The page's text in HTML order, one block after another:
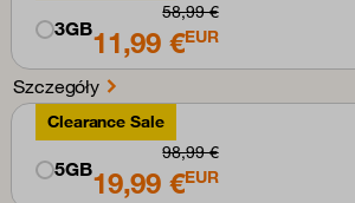
3GB
58,99 €
11,99 €EUR
Szczegóły
Clearance Sale
5GB
98,99 €
19,99 €EUR